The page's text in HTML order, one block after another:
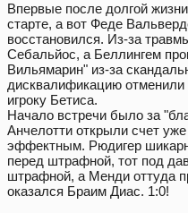
Впервые после долгой
старте, а вот Феде
восстановился. Из-за
Себальйос, а Беллингем
Вильямарин" из-за
дисквалификацию
игроку Бетиса.
Начало встречи было за
Анчелотти открыли счет
эффектным. Рюдигер
перед штрафной, тот под
штрафной, а Менди оттуда
оказался Браим Диас. 1:0!